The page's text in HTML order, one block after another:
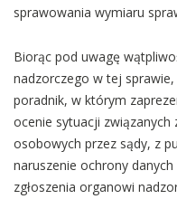
sprawowania wymiaru
Biorąc pod uwagę
nadzorczego w tej
poradnik, w którym
ocenie sytuacji związanych
osobowych przez sądy, z
naruszenie ochrony
zgłoszenia organowi